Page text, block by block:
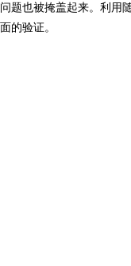
题也被掩盖起来。利用
的验证。